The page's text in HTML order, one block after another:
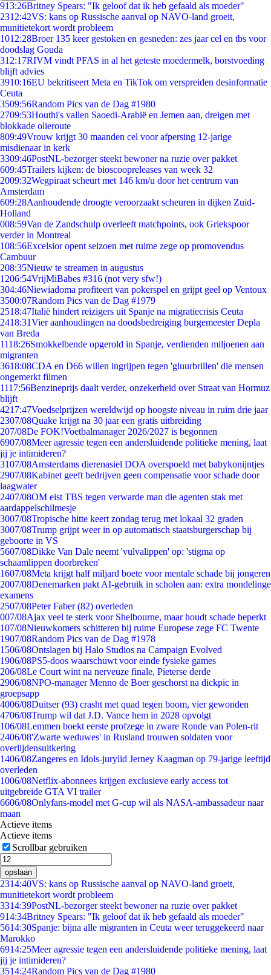
913:26Britney Spears: "Ik geloof dat ik heb gefaald als moeder"
2312:42VS: kans op Russische aanval op NAVO-land groeit,
munitietekort wordt probleem
1012:28Broer 135 keer gestoken en gesneden: zes jaar cel en tbs voor
doodslag Gouda
312:17RIVM vindt PFAS in al het geteste moedermelk, borstvoeding
blijft advies
3910:16EU bekritiseert Meta en TikTok om verspreiden desinformatie
Ceuta
3509:56Random Pics van de Dag #1980
2709:53Houthi's vallen Saoedi-Arabië en Jemen aan, dreigen met
blokkade olieroute
809:49Vrouw krijgt 30 maanden cel voor afpersing 12-jarige
misdienaar in kerk
3309:46PostNL-bezorger steekt bewoner na ruzie over pakket
609:45Trailers kijken: de bioscoopreleases van week 32
2009:32Wegpiraat scheurt met 146 km/u door het centrum van
Amsterdam
609:28Aanhoudende droogte veroorzaakt scheuren in dijken Zuid-
Holland
008:59Van de Zandschulp overleeft matchpoints, ook Griekspoor
verder in Montreal
108:56Excelsior opent seizoen met ruime zege op promovendus
Cambuur
208:35Nieuw te streamen in augustus
1206:54VrijMiBabes #316 (not very sfw!)
304:46Niewiadoma profiteert van pokerspel en grijpt geel op Ventoux
3500:07Random Pics van de Dag #1979
2518:47Italië hindert reizigers uit Spanje na migratiecrisis Ceuta
2418:31Vier aanhoudingen na doodsbedreiging burgemeester Depla
van Breda
1118:26Smokkelbende opgerold in Spanje, verdienden miljoenen aan
migranten
3618:08CDA en D66 willen ingrijpen tegen 'gluurbrillen' die mensen
ongemerkt filmen
1117:56Benzineprijs daalt verder, onzekerheid over Straat van Hormuz
blijft
4217:47Voedselprijzen wereldwijd op hoogste niveau in ruim drie jaar
2307/08Quake krijgt na 30 jaar een gratis uitbreiding
207/08De FOK!Voetbalmanager 2026/2027 is begonnen
6907/08Meer agressie tegen een andersluidende politieke mening, laat
jij je intimideren?
3107/08Amsterdams dierenasiel DOA overspoeld met babykonijntjes
2907/08Kabinet geeft bedrijven geen compensatie voor schade door
laagwater
2407/08OM eist TBS tegen verwarde man die agenten stak met
aardappelschilmesje
3007/08Tropische hitte keert zondag terug met lokaal 32 graden
3007/08Trump grijpt weer in op automatisch staatsburgerschap bij
geboorte in VS
5607/08Dikke Van Dale neemt 'vulvalippen' op: 'stigma op
schaamlippen doorbreken'
1607/08Meta krijgt half miljard boete voor mentale schade bij jongeren
2007/08Denemarken pakt AI-gebruik in scholen aan: extra mondelinge
examens
2507/08Peter Faber (82) overleden
007/08Ajax veel te sterk voor Shelbourne, maar houdt schade beperkt
107/08Nieuwkomers schitteren bij ruime Europese zege FC Twente
1907/08Random Pics van de Dag #1978
1506/08Ontslagen bij Halo Studios na Campaign Evolved
1906/08PS5-doos waarschuwt voor einde fysieke games
206/08Le Court wint na nerveuze finale, Pieterse derde
2906/08NPO-manager Menno de Boer geschorst na dickpic in
groepsapp
4006/08Duitser (93) crasht met quad tegen boom, vier gewonden
4706/08Trump wil dat J.D. Vance hem in 2028 opvolgt
106/08Lemmen boekt eerste profzege in zware Ronde van Polen-rit
2406/08'Zwarte weduwes' in Rusland trouwen soldaten voor
overlijdensuitkering
1406/08Zangeres en Idols-jurylid Jerney Kaagman op 79-jarige leeftijd
overleden
1006/08Netflix-abonnees krijgen exclusieve early access tot
uitgebreide GTA VI trailer
6606/08Onlyfans-model met G-cup wil als NASA-ambassadeur naar
maan
Actieve items
Actieve items
Scrollbar gebruiken
opslaan
2314:40VS: kans op Russische aanval op NAVO-land groeit,
munitietekort wordt probleem
3314:39PostNL-bezorger steekt bewoner na ruzie over pakket
914:34Britney Spears: "Ik geloof dat ik heb gefaald als moeder"
5614:30Spanje: bijna alle migranten in Ceuta weer teruggekeerd naar
Marokko
6914:25Meer agressie tegen een andersluidende politieke mening, laat
jij je intimideren?
3514:24Random Pics van de Dag #1980